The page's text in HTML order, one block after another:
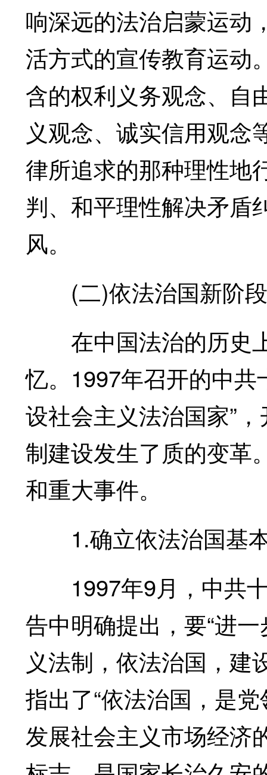
响深远的法治启蒙运动
活方式的宣传教育运动
含的权利义务观念、自
义观念、诚实信用观念
律所追求的那种理性地
判、和平理性解决矛盾
风。
(二)依法治国新阶
在中国法治的历史
忆。1997年召开的中共
设社会主义法治国家”
制建设发生了质的变革
和重大事件。
1.确立依法治国基
1997年9月，中共十
告中明确提出，要“进
义法制，依法治国，建
指出了“依法治国，是
发展社会主义市场经济